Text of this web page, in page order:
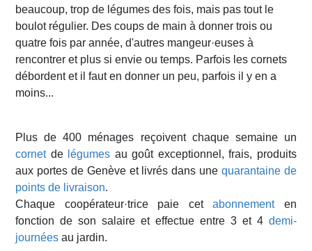
beaucoup, trop de légumes des fois, mais pas tout le
boulot régulier. Des coups de main à donner trois ou
quatre fois par année, d'autres mangeur·euses à
rencontrer et plus si envie ou temps. Parfois les cornets
débordent et il faut en donner un peu, parfois il y en a
moins...
Plus de 400 ménages reçoivent chaque semaine un
cornetde légumes au goût exceptionnel, frais, produits
aux portes de Genève et livrés dans unequarantaine de
points de livraison.
Chaque coopérateur·trice paie cetabonnementen
fonction de son salaire et effectue entre 3 et 4 demi-
journées au jardin.